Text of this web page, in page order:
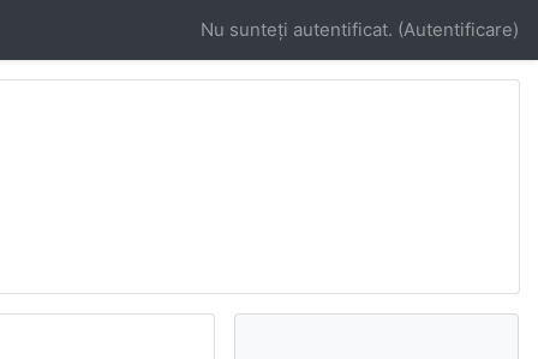
Nu sunteţi autentificat. (Autentificare)